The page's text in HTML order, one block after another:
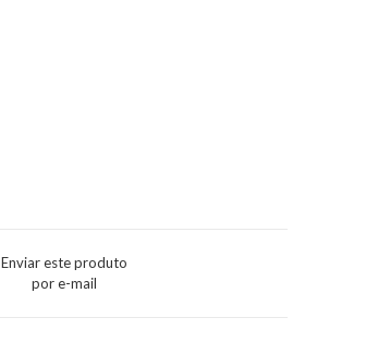
Enviar este produto
por e-mail